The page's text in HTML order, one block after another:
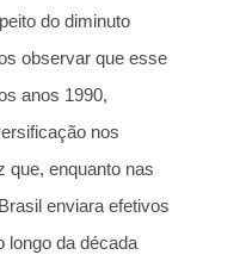
do diminuto
observar que esse
anos 1990,
nos
que, enquanto nas
enviara efetivos
longo da década